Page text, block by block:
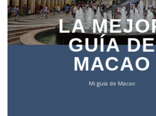
LA
GUÍA DE
MACAO
Mi guía de Macao